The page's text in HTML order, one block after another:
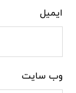
ایمیل
وب‌ سایت